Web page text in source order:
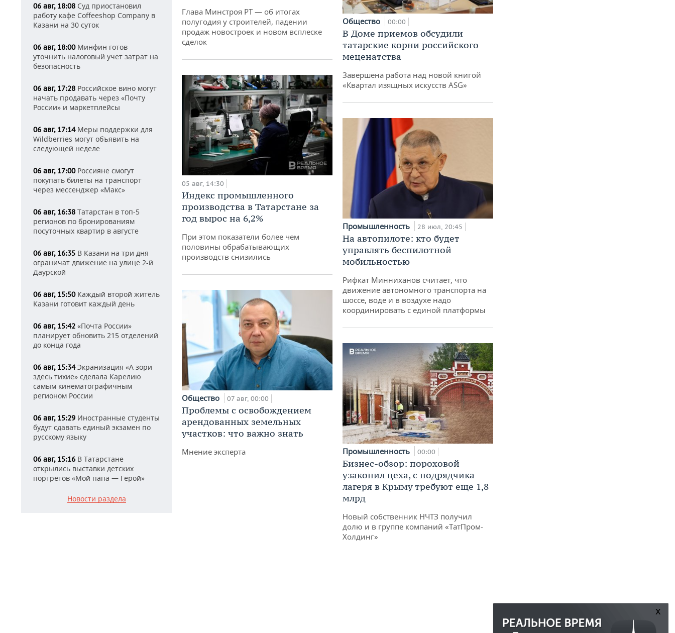
06 авг, 18:08 Суд приостановил
работу кафе Coffeeshop Company в
Казани на 30 суток
06 авг, 18:00Минфин готов
уточнить налоговый учет затрат на
безопасность
06 авг, 17:28 Российское вино могут
начать продавать через «Почту
России» и маркетплейсы
06 авг, 17:14Меры поддержки для
Wildberries могут объявить на
следующей неделе
06 авг, 17:00Россияне смогут
покупать билеты на транспорт
через мессенджер «Макс»
06 авг, 16:38 Татарстан в топ-5
регионов по бронированиям
посуточных квартир в августе
06 авг, 16:35 В Казани на три дня
ограничат движение на улице 2-й
Даурской
06 авг, 15:50Каждый второй житель
Казани готовит каждый день
06 авг, 15:42 «Почта России»
планирует обновить 215 отделений
до конца года
06 авг, 15:34Экранизация «А зори
здесь тихие» сделала Карелию
самым кинематографичным
регионом России
06 авг, 15:29 Иностранные студенты
будут сдавать единый экзамен по
русскому языку
06 авг, 15:16 В Татарстане
открылись выставки детских
портретов «Мой папа — Герой»
Новости раздела
Глава Минстроя РТ — об итогах
полугодия у строителей, падении
продаж новостроек и новом всплеске
сделок
05 авг, 14:30
Индекс промышленного
производства в Татарстане за
год вырос на 6,2%
При этом показатели более чем
половины обрабатывающих
производств снизились
Общество 07 авг, 00:00
Проблемы с освобождением
арендованных земельных
участков: что важно знать
Мнение эксперта
Общество 00:00
В Доме приемов обсудили
татарские корни российского
меценатства
Завершена работа над новой книгой
«Квартал изящных искусств ASG»
Промышленность 28 июл, 20:45
На автопилоте: кто будет
управлять беспилотной
мобильностью
Рифкат Минниханов считает, что
движение автономного транспорта на
шоссе, воде и в воздухе надо
координировать с единой платформы
Промышленность 00:00
Бизнес-обзор: пороховой
узаконил цеха, с подрядчика
лагеря в Крыму требуют еще 1,8
млрд
Новый собственник НЧТЗ получил
долю и в группе компаний «ТатПром-
Холдинг»
x